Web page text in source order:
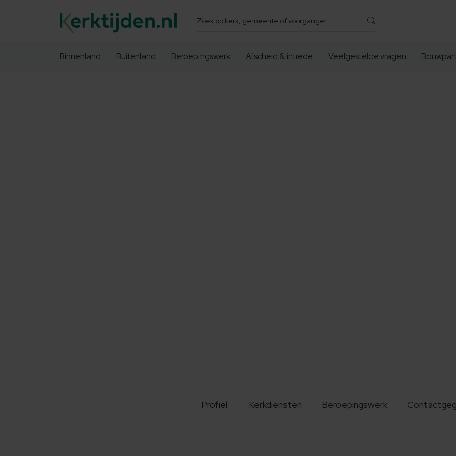
Zoeken
Binnenland Buitenland Beroepingswerk Afscheid & intrede Veelgestelde vragen
Profiel Kerkdiensten Beroepingswerk